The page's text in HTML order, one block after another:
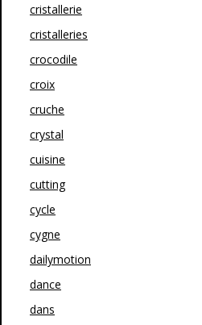
cristallerie
cristalleries
crocodile
croix
cruche
crystal
cuisine
cutting
cycle
cygne
dailymotion
dance
dans